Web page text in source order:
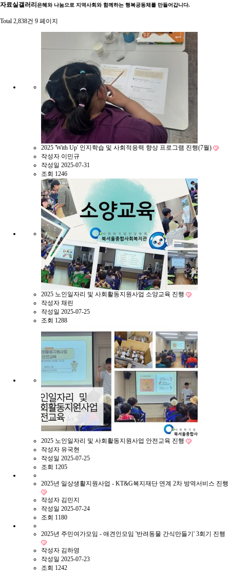
자료실갤러리 은혜와 나눔으로 지역사회와 함께하는 행복공동체를 만들어갑니다.
Total 2,838건 9 페이지
2025 'With Up' 인지학습 및 사회적응력 향상 프로그램 진행(7월)
작성자 이민규
작성일 2025-07-31
조회 1246
2025 노인일자리 및 사회활동지원사업 소양교육 진행
작성자 채린
작성일 2025-07-25
조회 1288
2025 노인일자리 및 사회활동지원사업 안전교육 진행
작성자 유국현
작성일 2025-07-25
조회 1205
2025년 일상생활지원사업 - KT&G복지재단 연계 2차 방역서비스 진행
작성자 김민지
작성일 2025-07-24
조회 1180
2025년 주민여가모임 - 애견인모임 '반려동물 간식만들기' 3회기 진행
작성자 김하영
작성일 2025-07-23
조회 1242